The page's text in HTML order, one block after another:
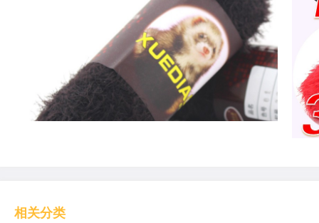
相关分类